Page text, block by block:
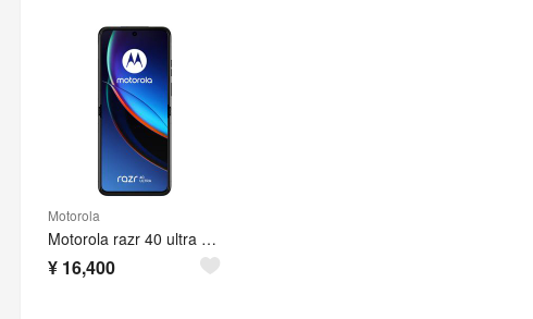
Motorola
Motorola razr 40 ultra ジャンク
¥ 16,400